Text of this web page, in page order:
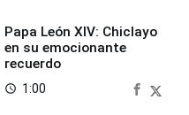
Papa León XIV: Chiclayo
en su emocionante
recuerdo
access_time 1:00